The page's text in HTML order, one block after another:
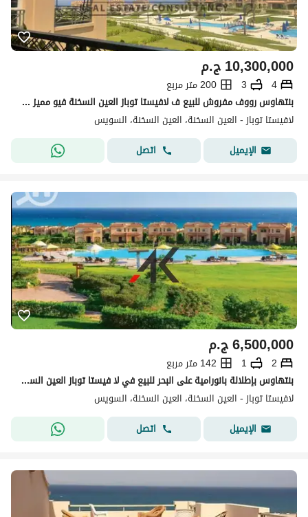
ج.م10,300,000
4
3
200 متر مربع
بنتهاوس رووف مفروش للبيع ف لافيستا توباز العين السخنة فيو مميز عالبحر La Vista Topaz Sokhna
لافيستا توباز - العين السخنة، العين السخنة، السويس
الإيميل
اتصل
ج.م6,500,000
2
1
142 متر مربع
بنتهاوس بإطلالة بانورامية على البحر للبيع في لا فيستا توباز العين السخنة
لافيستا توباز - العين السخنة، العين السخنة، السويس
الإيميل
اتصل